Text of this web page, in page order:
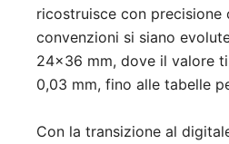
ricostruisce con precisione
convenzioni si siano
24×36 mm, dove il valore
0,03 mm, fino alle tabelle
Con la transizione al